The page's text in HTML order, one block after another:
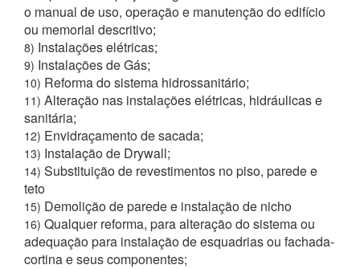
o manual de uso, operação e manutenção do edifício
ou memorial descritivo;
8) Instalações elétricas;
9) Instalações de Gás;
10) Reforma do sistema hidrossanitário;
11) Alteração nas instalações elétricas, hidráulicas e
sanitária;
12) Envidraçamento de sacada;
13) Instalação de Drywall;
14) Substituição de revestimentos no piso, parede e
teto
15) Demolição de parede e instalação de nicho
16) Qualquer reforma, para alteração do sistema ou
adequação para instalação de esquadrias ou fachada-
cortina e seus componentes;